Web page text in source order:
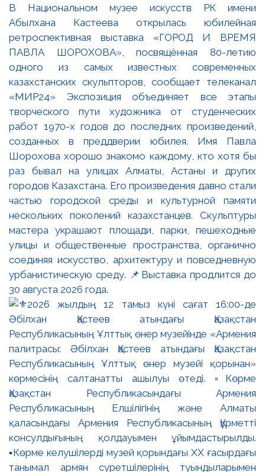
В Национальном музее искусств РК имени
Абылхана Кастеева открылась юбилейная
ретроспективная выставка «ГОРОД И ВРЕМЯ
ПАВЛА ШОРОХОВА», посвящённая 80-летию
одного из самых известных современных
казахстанских скульпторов, сообщает телеканал
«МИР24» Экспозиция объединяет все этапы
творческого пути художника от студенческих
работ 1970-х годов до последних произведений,
созданных в преддверии юбилея. Имя Павла
Шорохова хорошо знакомо каждому, кто хотя бы
раз бывал на улицах Алматы, Астаны и других
городов Казахстана. Его произведения давно стали
частью городской среды и культурной памяти
нескольких поколений казахстанцев. Скульптуры
мастера украшают площади, парки, пешеходные
улицы и общественные пространства, органично
соединяя искусство, архитектуру и повседневную
урбанистическую среду. 📌Выставка продлится до
30 августа 2026 года.